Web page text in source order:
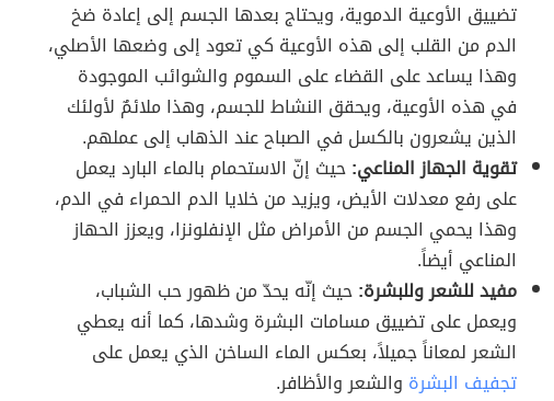
تضييق الأوعية الدموية، ويحتاج بعدها الجسم إلى إعادة ضخ
الدم من القلب إلى هذه الأوعية كي تعود إلى وضعها الأصلي،
وهذا يساعد على القضاء على السموم والشوائب الموجودة
في هذه الأوعية، ويحقق النشاط للجسم، وهذا ملائمٌ لأولئك
الذين يشعرون بالكسل في الصباح عند الذهاب إلى عملهم.
تقوية الجهاز المناعي:حيث إنّ الاستحمام بالماء البارد يعمل
على رفع معدلات الأيض، ويزيد من خلايا الدم الحمراء في الدم،
وهذا يحمي الجسم من الأمراض مثل الإنفلونزا، ويعزز الحهاز
المناعي أيضاً.
مفيد للشعر وللبشرة:حيث إنّه يحدّ من ظهور حب الشباب،
ويعمل على تضييق مسامات البشرة وشدها، كما أنه يعطي
الشعر لمعاناً جميلاً، بعكس الماء الساخن الذي يعمل على
تجفيف البشرة والشعر والأظافر.